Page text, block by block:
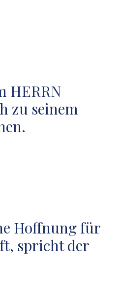
HERRN
zu seinem
Hoffnung für
spricht der